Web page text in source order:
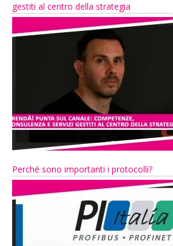
gestiti al centro della strategia
Perché sono importanti i protocolli?